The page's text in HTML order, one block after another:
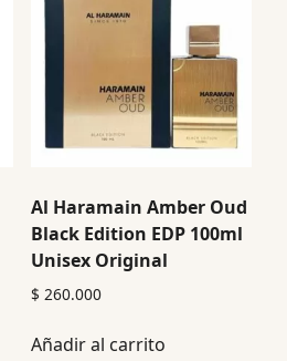
Al Haramain Amber Oud
Black Edition EDP 100ml
Unisex Original
$ 260.000
Añadir al carrito